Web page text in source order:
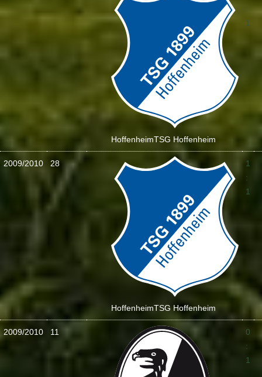
HoffenheimTSG Hoffenheim
:
1
2009/2010 28
HoffenheimTSG Hoffenheim
1
:
1
2009/2010 11
0
:
1